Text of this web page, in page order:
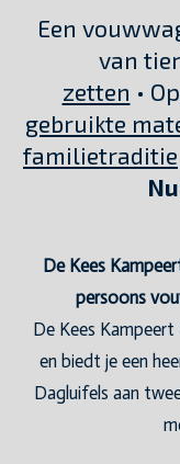
Een
van
zetten •
gebruikte
familietraditie
De Kees
persoons
De Kees
en biedt je een
Dagluifels aan